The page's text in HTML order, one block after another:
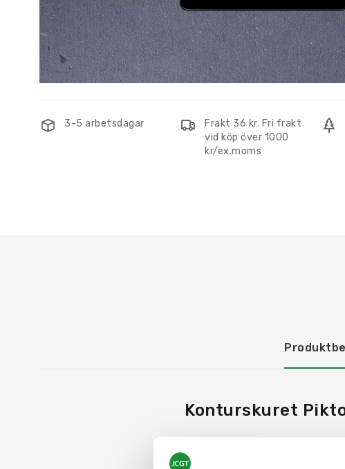
3-5 arbetsdagar
Frakt 36 kr. Fri frakt
vid köp över 1000
kr/ex.moms
Konturskuret
använder oss av